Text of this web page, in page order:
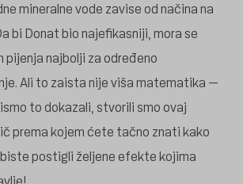
mineralne vode zavise od načina na
bi Donat bio najefikasniji, mora se
pijenja najbolji za određeno
Ali to zaista nije viša matematika –
to dokazali, stvorili smo ovaj
prema kojem ćete tačno znati kako
postigli željene efekte kojima